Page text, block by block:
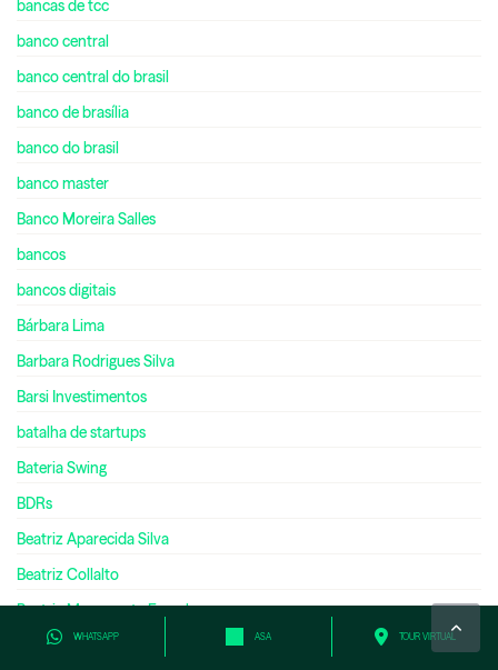
WHATSAPP ASA TOUR VIRTUAL
bancas de tcc
banco central
banco central do brasil
banco de brasília
banco do brasil
banco master
Banco Moreira Salles
bancos
bancos digitais
Bárbara Lima
Barbara Rodrigues Silva
Barsi Investimentos
batalha de startups
Bateria Swing
BDRs
Beatriz Aparecida Silva
Beatriz Collalto
Beatriz Massarente Favacho
Behavioral Science Lab Seminars